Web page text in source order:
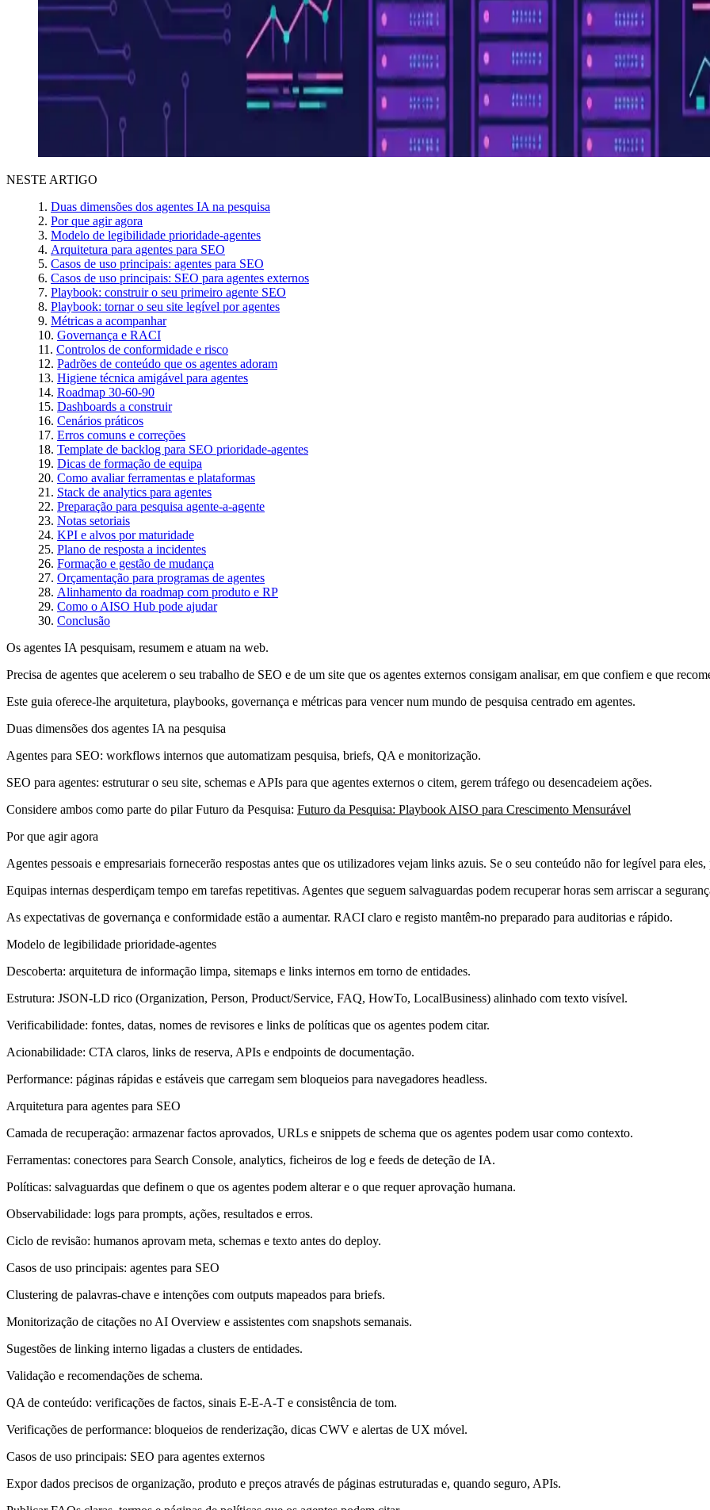
NESTE ARTIGO
Duas dimensões dos agentes IA na pesquisa
Por que agir agora
Modelo de legibilidade prioridade-agentes
Arquitetura para agentes para SEO
Casos de uso principais: agentes para SEO
Casos de uso principais: SEO para agentes externos
Playbook: construir o seu primeiro agente SEO
Playbook: tornar o seu site legível por agentes
Métricas a acompanhar
Governança e RACI
Controlos de conformidade e risco
Padrões de conteúdo que os agentes adoram
Higiene técnica amigável para agentes
Roadmap 30-60-90
Dashboards a construir
Cenários práticos
Erros comuns e correções
Template de backlog para SEO prioridade-agentes
Dicas de formação de equipa
Como avaliar ferramentas e plataformas
Stack de analytics para agentes
Preparação para pesquisa agente-a-agente
Notas setoriais
KPI e alvos por maturidade
Plano de resposta a incidentes
Formação e gestão de mudança
Orçamentação para programas de agentes
Alinhamento da roadmap com produto e RP
Como o AISO Hub pode ajudar
Conclusão
Os agentes IA pesquisam, resumem e atuam na web.
Precisa de agentes que acelerem o seu trabalho de SEO e de um site que os agentes externos consigam analisar, em que confiem e que
Este guia oferece-lhe arquitetura, playbooks, governança e métricas para vencer num mundo de pesquisa centrado em agentes.
Duas dimensões dos agentes IA na pesquisa
Agentes para SEO: workflows internos que automatizam pesquisa, briefs, QA e monitorização.
SEO para agentes: estruturar o seu site, schemas e APIs para que agentes externos o citem, gerem tráfego ou desencadeiem ações.
Considere ambos como parte do pilar Futuro da Pesquisa: Futuro da Pesquisa: Playbook AISO para Crescimento Mensurável
Por que agir agora
Agentes pessoais e empresariais fornecerão respostas antes que os utilizadores vejam links azuis. Se o seu conteúdo não for legível para
Equipas internas desperdiçam tempo em tarefas repetitivas. Agentes que seguem salvaguardas podem recuperar horas sem arriscar a
As expectativas de governança e conformidade estão a aumentar. RACI claro e registo mantêm-no preparado para auditorias e rápido.
Modelo de legibilidade prioridade-agentes
Descoberta: arquitetura de informação limpa, sitemaps e links internos em torno de entidades.
Estrutura: JSON-LD rico (Organization, Person, Product/Service, FAQ, HowTo, LocalBusiness) alinhado com texto visível.
Verificabilidade: fontes, datas, nomes de revisores e links de políticas que os agentes podem citar.
Acionabilidade: CTA claros, links de reserva, APIs e endpoints de documentação.
Performance: páginas rápidas e estáveis que carregam sem bloqueios para navegadores headless.
Arquitetura para agentes para SEO
Camada de recuperação: armazenar factos aprovados, URLs e snippets de schema que os agentes podem usar como contexto.
Ferramentas: conectores para Search Console, analytics, ficheiros de log e feeds de deteção de IA.
Políticas: salvaguardas que definem o que os agentes podem alterar e o que requer aprovação humana.
Observabilidade: logs para prompts, ações, resultados e erros.
Ciclo de revisão: humanos aprovam meta, schemas e texto antes do deploy.
Casos de uso principais: agentes para SEO
Clustering de palavras-chave e intenções com outputs mapeados para briefs.
Monitorização de citações no AI Overview e assistentes com snapshots semanais.
Sugestões de linking interno ligadas a clusters de entidades.
Validação e recomendações de schema.
QA de conteúdo: verificações de factos, sinais E-E-A-T e consistência de tom.
Verificações de performance: bloqueios de renderização, dicas CWV e alertas de UX móvel.
Casos de uso principais: SEO para agentes externos
Expor dados precisos de organização, produto e preços através de páginas estruturadas e, quando seguro, APIs.